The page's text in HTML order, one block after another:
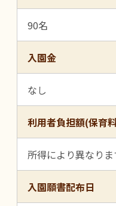
90名
入園金
なし
利用者負担額(保育
所得により異なりま
入園願書配布日